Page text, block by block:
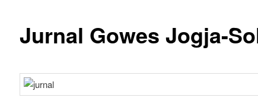
Jurnal Gowes Jogja-